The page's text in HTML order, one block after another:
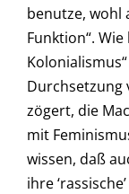
benutze, wohl
Funktion“.
Durchsetzung
zögert, die
mit
wissen, daß
ihre